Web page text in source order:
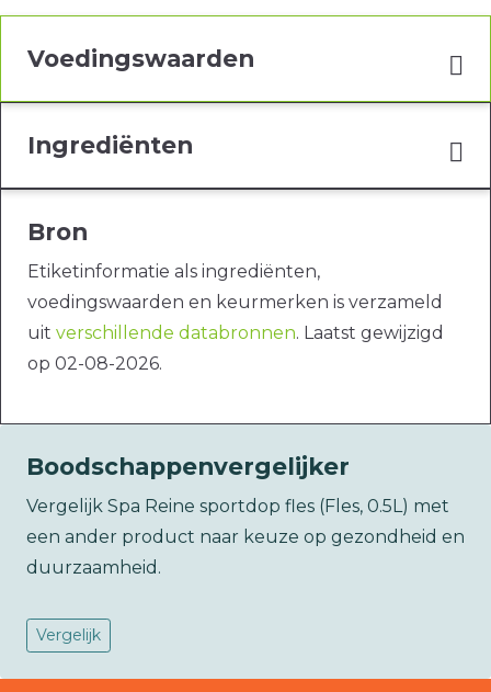
Voedingswaarden
Ingrediënten
Bron
Etiketinformatie als ingrediënten,
voedingswaarden en keurmerken is verzameld
uit verschillende databronnen. Laatst gewijzigd
op 02-08-2026.
Boodschappenvergelijker
Vergelijk Spa Reine sportdop fles (Fles, 0.5L) met
een ander product naar keuze op gezondheid en
duurzaamheid.
Vergelijk